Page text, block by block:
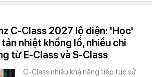
C-Class 2027 lộ diện: 'Học'
nhiệt khổng lồ, nhiều chi
từ E-Class và S-Class
C-Class nhiều khả năng tiếp tục sử